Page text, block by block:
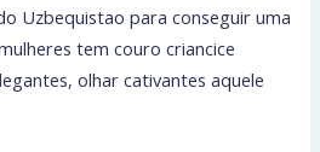
Uzbequistao para conseguir uma
tem couro criancice
olhar cativantes aquele